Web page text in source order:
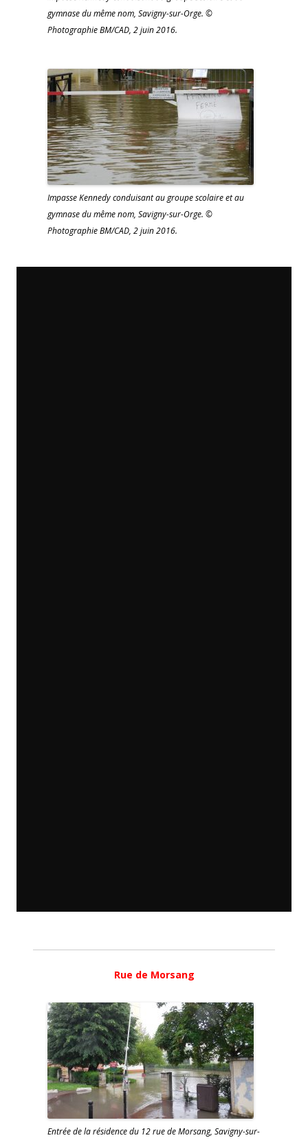
gymnase du même nom, Savigny-sur-Orge. ©
Photographie BM/CAD, 2 juin 2016.
Impasse Kennedy conduisant au groupe scolaire et au
gymnase du même nom, Savigny-sur-Orge. ©
Photographie BM/CAD, 2 juin 2016.
Rue de Morsang
Entrée de la résidence du 12 rue de Morsang, Savigny-sur-